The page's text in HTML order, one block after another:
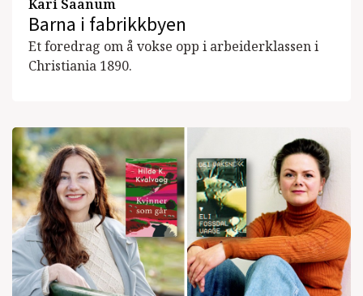
Kari Saanum
Barna i fabrikkbyen
Et foredrag om å vokse opp i arbeiderklassen i
Christiania 1890.